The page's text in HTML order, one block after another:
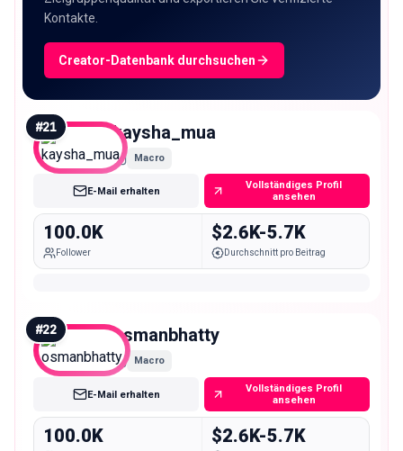
Kontakte.
Creator-Datenbank durchsuchen
#21 kaysha_mua
Macro
E-Mail erhalten
Vollständiges Profil
ansehen
100.0K
Follower
$2.6K-5.7K
Durchschnitt pro Beitrag
#22 osmanbhatty
Macro
E-Mail erhalten
Vollständiges Profil
ansehen
100.0K $2.6K-5.7K